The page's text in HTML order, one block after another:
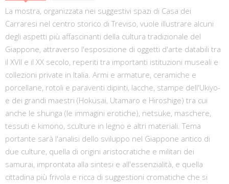
La mostra, organizzata nei suggestivi spazi di Casa dei
Carraresi nel centro storico di Treviso, vuole illustrare alcuni
degli aspetti più affascinanti della cultura tradizionale del
Giappone, attraverso l'esposizione di oggetti d'arte databili tra
il XVII e il XX secolo, reperiti tra importanti istituzioni museali e
collezioni private in Italia. Armi e armature, ceramiche e
porcellane, rotoli e paraventi dipinti, lacche, stampe dell'Ukiyo-
e dei grandi maestri (Hokusai, Utamaro e Hiroshige) tra cui
anche le shunga (le immagini erotiche), netsuke, maschere,
tessuti e kimono, sculture in legno e altri materiali. Tema
portante sarà l'analisi dello sviluppo nel Giappone antico di
due culture, quella di origini aristocratiche e militari dei
samurai, improntata alla sintesi e all'essenzialità, e quella
cittadina più frivola e ricca di suggestioni cromatiche che si